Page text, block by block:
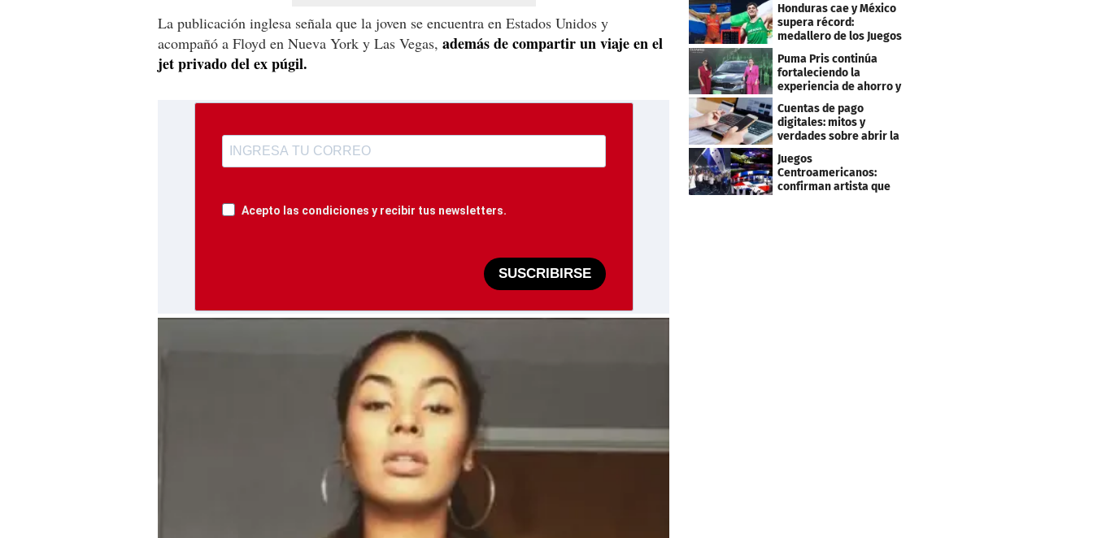
La publicación inglesa señala que la joven se encuentra en Estados Unidos y
acompañó a Floyd en Nueva York y Las Vegas, además de compartir un viaje en el
jet privado del ex púgil.
Acepto las condiciones y recibir tus newsletters.
SUSCRIBIRSE
Honduras cae y México
supera récord:
medallero de los Juegos
Centroamericanos
Puma Pris continúa
fortaleciendo la
experiencia de ahorro y
beneficios para sus
clientes
Cuentas de pago
digitales: mitos y
verdades sobre abrir la
Juegos
Centroamericanos:
confirman artista que